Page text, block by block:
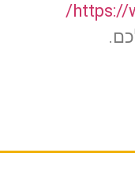
https://